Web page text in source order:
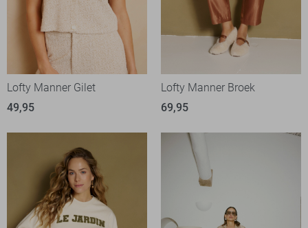
Lofty Manner Gilet
49,95
Lofty Manner Broek
69,95